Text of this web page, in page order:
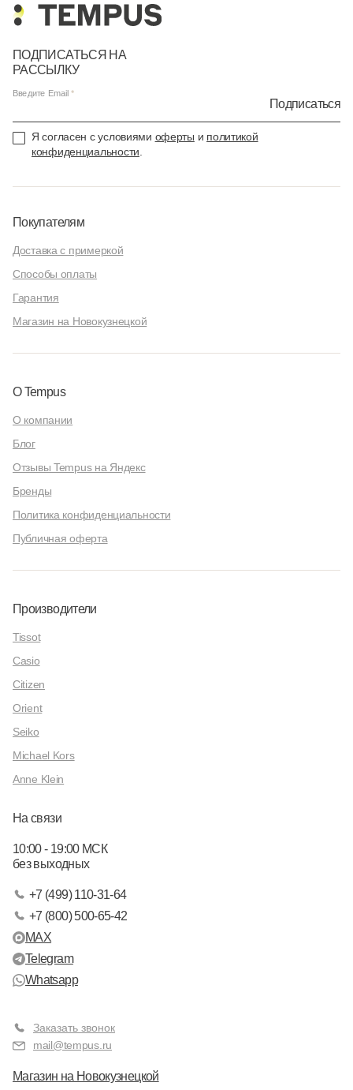
ПОДПИСАТЬСЯ НА
РАССЫЛКУ
Введите Email
Подписаться
Я согласен с условиями оферты и политикой
конфиденциальности.
Покупателям
Доставка с примеркой
Способы оплаты
Гарантия
Магазин на Новокузнецкой
О Tempus
О компании
Блог
Отзывы Tempus на Яндекс
Бренды
Политика конфиденциальности
Публичная оферта
Производители
Tissot
Casio
Citizen
Orient
Seiko
Michael Kors
Anne Klein
На связи
10:00 - 19:00 МСК
без выходных
+7 (499) 110-31-64
+7 (800) 500-65-42
MAX
Telegram
Whatsapp
Заказать звонок
mail@tempus.ru
Магазин на Новокузнецкой